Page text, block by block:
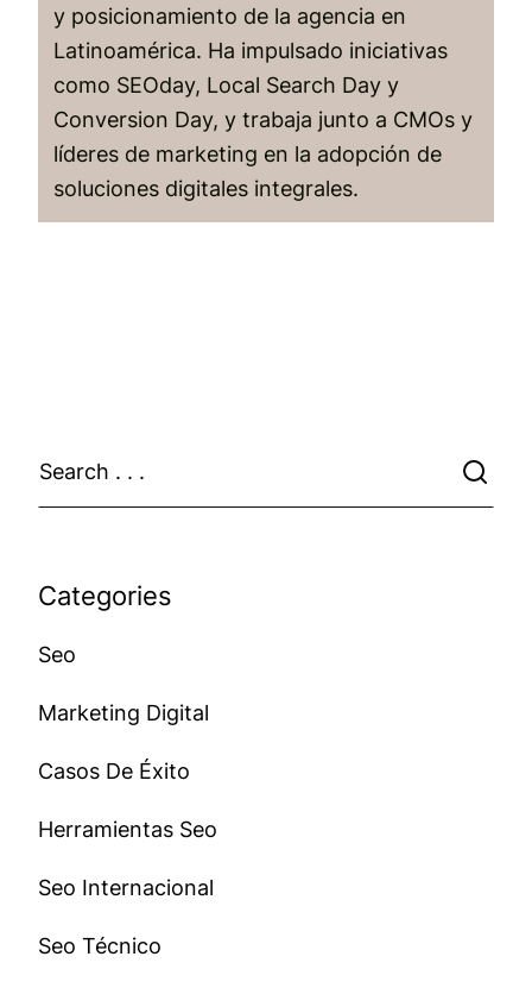
y posicionamiento de la agencia en
Latinoamérica. Ha impulsado iniciativas
como SEOday, Local Search Day y
Conversion Day, y trabaja junto a CMOs y
líderes de marketing en la adopción de
soluciones digitales integrales.
Categories
Seo
Marketing Digital
Casos De Éxito
Herramientas Seo
Seo Internacional
Seo Técnico